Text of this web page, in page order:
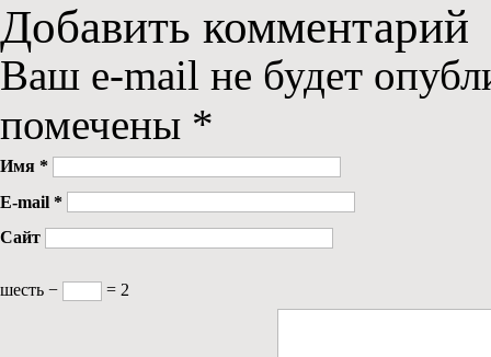
Добавить комментарий
Ваш e-mail не будет
помечены *
Имя *
E-mail *
Сайт
шесть − = 2